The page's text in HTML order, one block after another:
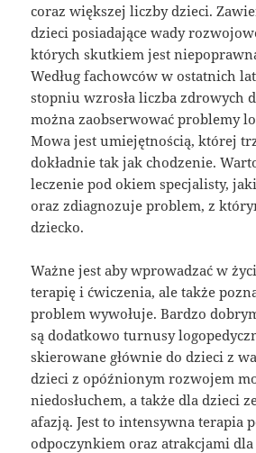
coraz większej liczby dzieci.
dzieci posiadające wady
których skutkiem jest
Według fachowców w ostatnich
stopniu wzrosła liczba zdrowych
można zaobserwować problemy
Mowa jest umiejętnością, której
dokładnie tak jak chodzenie.
leczenie pod okiem specjalisty,
oraz zdiagnozuje problem, z
dziecko.
Ważne jest aby wprowadzać w
terapię i ćwiczenia, ale także
problem wywołuje. Bardzo
są dodatkowo turnusy
skierowane głównie do dzieci z
dzieci z opóźnionym rozwojem
niedosłuchem, a także dla dzieci
afazją. Jest to intensywna terapia
odpoczynkiem oraz atrakcjami